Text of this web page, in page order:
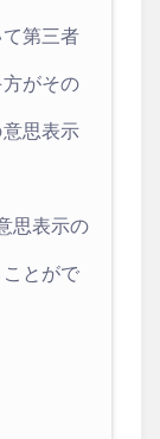
第三者
がその
思表示
思表示の
とがで